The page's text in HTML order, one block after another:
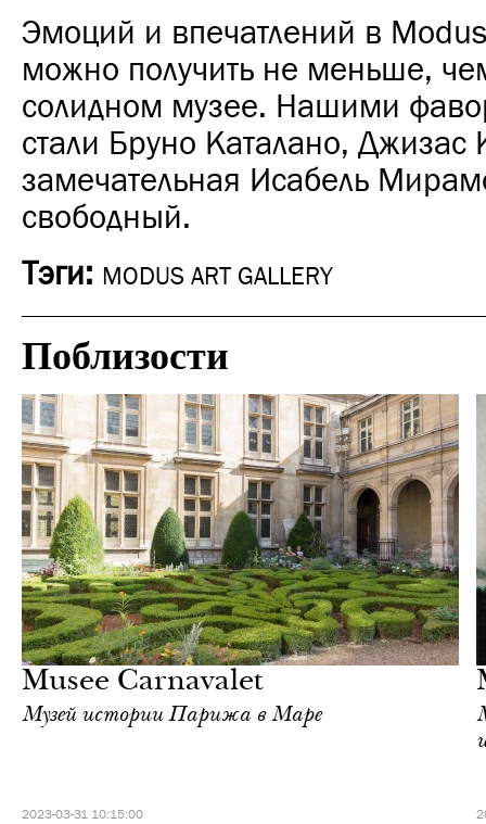
Эмоций и впечатлений в
можно получить не меньше,
солидном музее. Нашими
стали Бруно Каталано, Джизас
замечательная Исабель
свободный.
Тэги: MODUS ART GALLERY
Поблизости
Musee Carnavalet
Музей истории Парижа в Маре
2023-03-31 10:15:00